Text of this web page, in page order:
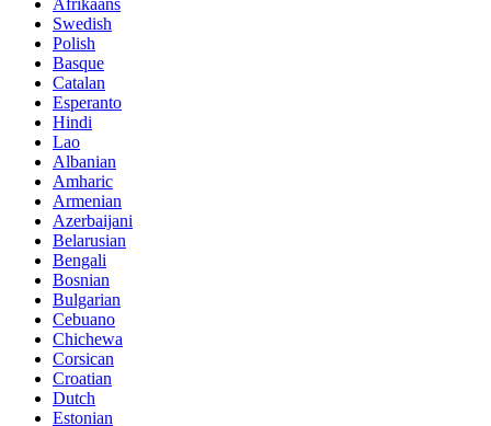
Swedish
Polish
Basque
Catalan
Esperanto
Hindi
Lao
Albanian
Amharic
Armenian
Azerbaijani
Belarusian
Bengali
Bosnian
Bulgarian
Cebuano
Chichewa
Corsican
Croatian
Dutch
Estonian